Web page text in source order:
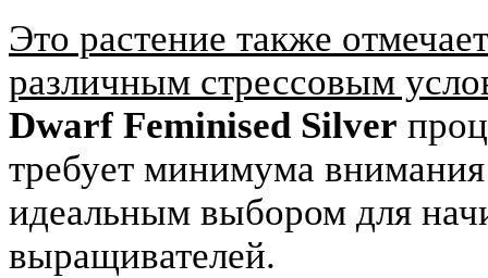
Это растение также
различным стрессовым
Dwarf Feminised Silver
требует минимума
идеальным выбором для
выращивателей.